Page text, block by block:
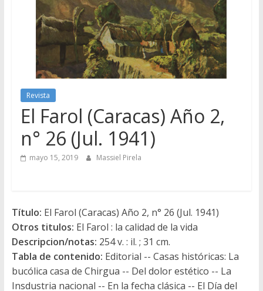
Revista
El Farol (Caracas) Año 2,
n° 26 (Jul. 1941)
mayo 15, 2019 Massiel Pirela
Título: El Farol (Caracas) Año 2, n° 26 (Jul. 1941)
Otros titulos: El Farol : la calidad de la vida
Descripcion/notas: 254 v. : il. ; 31 cm.
Tabla de contenido: Editorial -- Casas históricas: La
bucólica casa de Chirgua -- Del dolor estético -- La
Insdustria nacional -- En la fecha clásica -- El Día del